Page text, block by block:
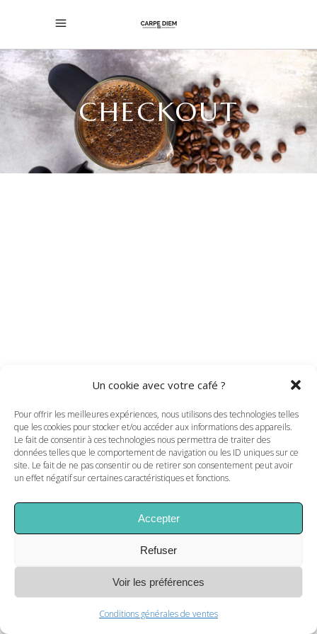
Un cookie avec votre café ?
Pour offrir les meilleures expériences, nous utilisons des technologies telles
que les cookies pour stocker et/ou accéder aux informations des appareils.
Le fait de consentir à ces technologies nous permettra de traiter des
données telles que le comportement de navigation ou les ID uniques sur ce
site. Le fait de ne pas consentir ou de retirer son consentement peut avoir
un effet négatif sur certaines caractéristiques et fonctions.
Accepter
Refuser
Voir les préférences
Conditions générales de ventes
CHECKOUT